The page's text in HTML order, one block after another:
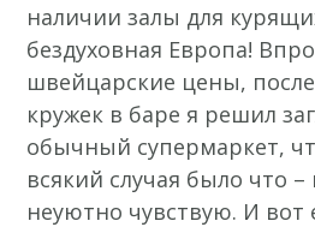
наличии залы для
бездуховная Европа!
швейцарские цены,
кружек в баре я решил
обычный супермаркет,
всякий случая было что –
неуютно чувствую. И вот